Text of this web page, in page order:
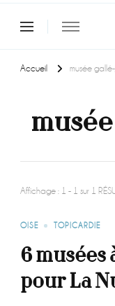
Accueil musée
Affichage : 1 - 1 sur 1
OISE TOPICARDIE
6 musées
pour La